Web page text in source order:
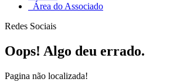
Área do Associado
Redes Sociais
Oops! Algo deu errado.
Pagina não localizada!